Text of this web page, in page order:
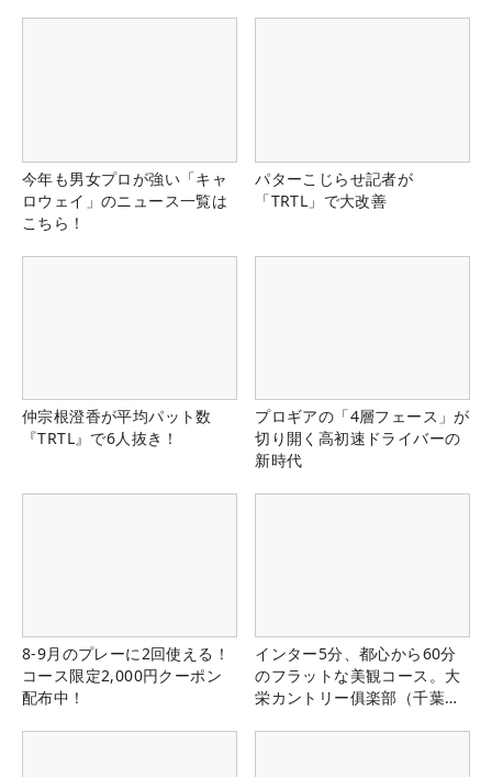
今年も男女プロが強い「キャ
ロウェイ」のニュース一覧は
こちら！
パターこじらせ記者が
「TRTL」で大改善
仲宗根澄香が平均パット数
『TRTL』で6人抜き！
プロギアの「4層フェース」が
切り開く高初速ドライバーの
新時代
8-9月のプレーに2回使える！
コース限定2,000円クーポン
配布中！
インター5分、都心から60分
のフラットな美観コース。大
栄カントリー俱楽部（千葉